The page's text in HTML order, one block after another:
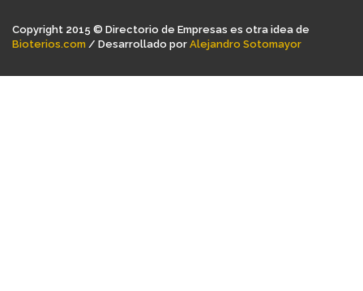
Copyright 2015 © Directorio de Empresas es otra idea de
Bioterios.com / Desarrollado por Alejandro Sotomayor